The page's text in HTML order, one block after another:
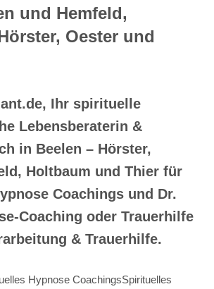
und Hemfeld,
Oester und
Ihr spirituelle
Lebensberaterin &
in Beelen – Hörster,
Holtbaum und Thier für
Coachings und Dr.
Coaching oder Trauerhilfe
& Trauerhilfe.
Hypnose CoachingsSpirituelles